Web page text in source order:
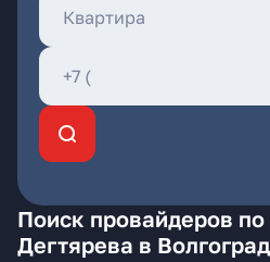
Поиск провайдеров по
Дегтярева в